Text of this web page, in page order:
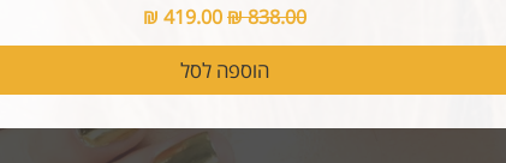
מחיר רגיל מחיר מבצע
הוספה לסל